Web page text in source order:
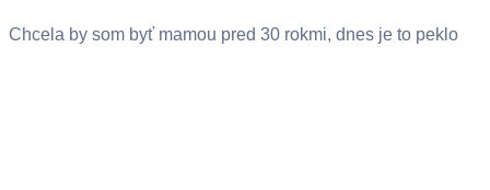
Chcela by som byť mamou pred 30 rokmi, dnes je to peklo